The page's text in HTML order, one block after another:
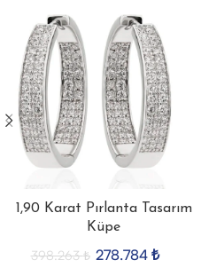
1,90 Karat Pırlanta Tasarım
Küpe
398.263₺ 278.784 ₺